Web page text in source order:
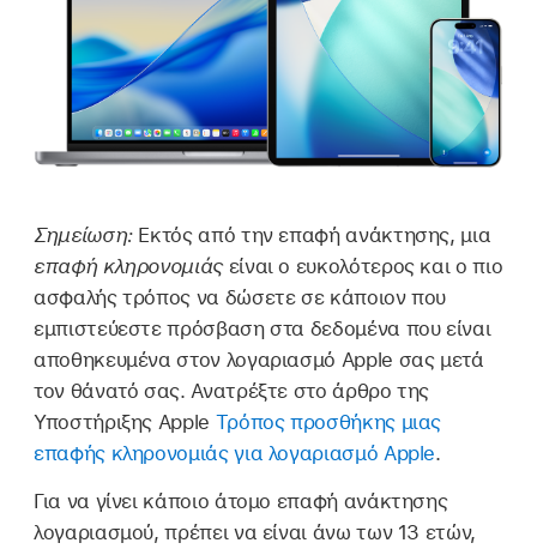
Σημείωση: Εκτός από την επαφή ανάκτησης, μια
επαφή κληρονομιάςείναι ο ευκολότερος και ο πιο
ασφαλής τρόπος να δώσετε σε κάποιον που
εμπιστεύεστε πρόσβαση στα δεδομένα που είναι
αποθηκευμένα στον λογαριασμό Apple σας μετά
τον θάνατό σας. Ανατρέξτε στο άρθρο της
Υποστήριξης Apple Τρόπος προσθήκης μιας
επαφής κληρονομιάς για λογαριασμό Apple.
Για να γίνει κάποιο άτομο επαφή ανάκτησης
λογαριασμού, πρέπει να είναι άνω των 13 ετών,